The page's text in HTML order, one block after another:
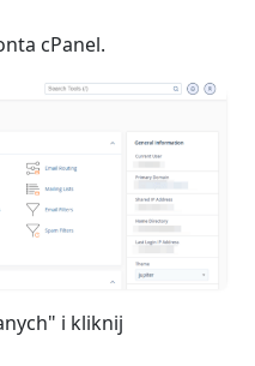
cPanel.
i kliknij